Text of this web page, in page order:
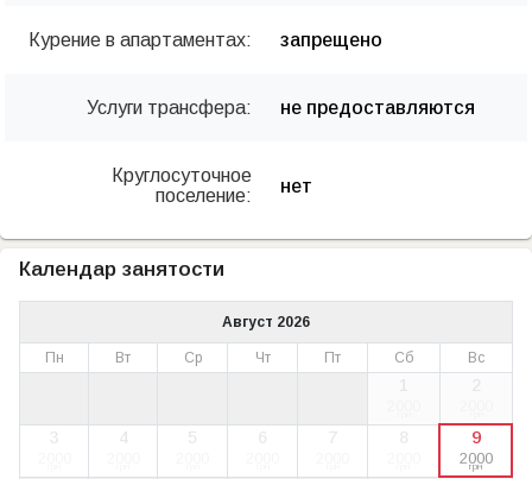
Курение в апартаментах: запрещено
Услуги трансфера: не предоставляются
Круглосуточное
поселение:
нет
Календар занятости
Август 2026
Пн Вт Ср Чт Пт Сб Вс
9
2000
грн